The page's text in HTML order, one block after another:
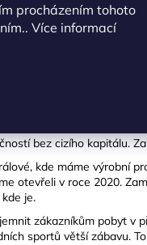
procházením tohoto
Více informací
250 Kč
bez cizího kapitálu.
kde máme výrobní
otevřeli v roce 2020.
je.
zákazníkům pobyt v
sportů větší zábavu.